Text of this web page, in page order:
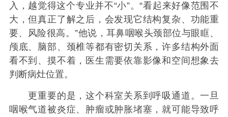
入，越觉得这个专业并不“小”。“看起来好像范围不
大，但真正了解之后，会发现它结构复杂、功能重
要、风险很高。”他说，耳鼻咽喉头颈部位与眼眶、
颅底、脑部、颈椎等都有密切关系，许多结构外面
看不到、摸不着，医生需要依靠影像和空间想象去
判断病灶位置。
更重要的是，这个科室关系到呼吸通道。一旦
咽喉气道被炎症、肿瘤或肿胀堵塞，就可能导致呼